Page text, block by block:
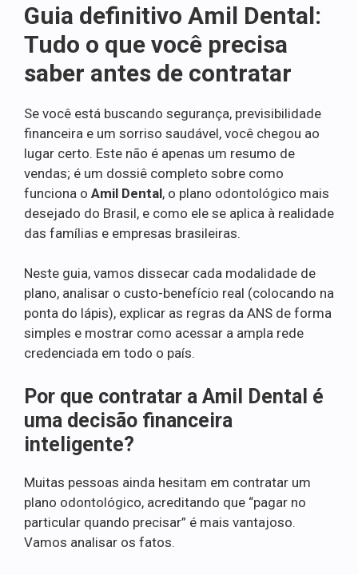
Guia definitivo Amil Dental:
Tudo o que você precisa
saber antes de contratar
Se você está buscando segurança, previsibilidade
financeira e um sorriso saudável, você chegou ao
lugar certo. Este não é apenas um resumo de
vendas; é um dossiê completo sobre como
funciona o Amil Dental, o plano odontológico mais
desejado do Brasil, e como ele se aplica à realidade
das famílias e empresas brasileiras.
Neste guia, vamos dissecar cada modalidade de
plano, analisar o custo-benefício real (colocando na
ponta do lápis), explicar as regras da ANS de forma
simples e mostrar como acessar a ampla rede
credenciada em todo o país.
Por que contratar a Amil Dental é
uma decisão financeira
inteligente?
Muitas pessoas ainda hesitam em contratar um
plano odontológico, acreditando que “pagar no
particular quando precisar” é mais vantajoso.
Vamos analisar os fatos.